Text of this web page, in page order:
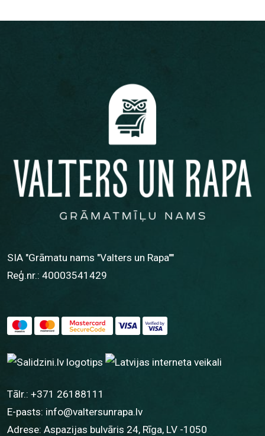
SIA "Grāmatu nams "Valters un Rapa""
Reģ.nr.: 40003541429
Tālr.: +371 26188111
E-pasts: info@valtersunrapa.lv
Adrese: Aspazijas bulvāris 24, Rīga, LV -1050